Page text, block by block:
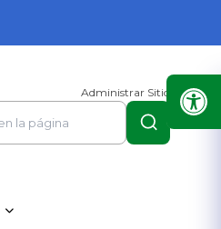
Administrar Sitio